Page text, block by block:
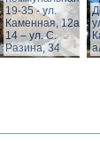
19-35 - ул.
Каменная, 12а,
14 – ул. С.
Разина, 34